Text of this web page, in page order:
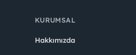
KURUMSAL
Hakkımızda